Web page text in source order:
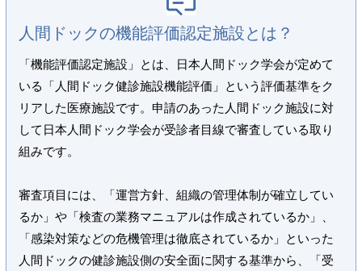
人間ドックの機能評価認定施設とは？
「機能評価認定施設」とは、日本人間ドック学会が定めて
いる「人間ドック健診施設機能評価」という評価基準をク
リアした医療施設です。申請のあった人間ドック施設に対
して日本人間ドック学会が受診者目線で審査している取り
組みです。
審査項目には、「運営方針、組織の管理体制が確立してい
るか」や「検査の業務マニュアルは作成されているか」、
「感染対策などの危機管理は徹底されているか」といった
人間ドックの健診施設側の安全面に関する基準から、「受